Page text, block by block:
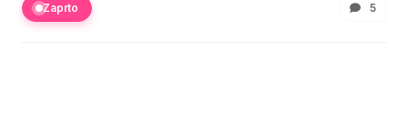
Zaprto 5